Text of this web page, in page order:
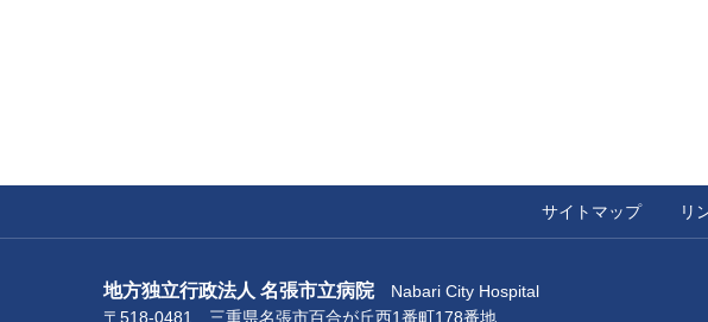
サイトマップ リ
地方独立行政法人 名張市立病院Nabari City Hospital
〒518-0481 三重県名張市百合が丘西1番町178番地